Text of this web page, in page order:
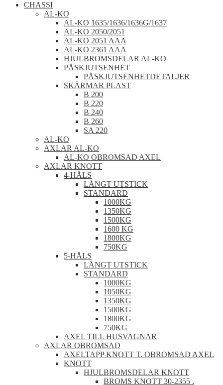
CHASSI
AL-KO
AL-KO 1635/1636/1636G/1637
AL-KO 2050/2051
AL-KO 2051 AAA
AL-KO 2361 AAA
HJULBROMSDELAR AL-KO
PÅSKJUTSENHET
PÅSKJUTSENHETDETALJER
SKÄRMAR PLAST
B 200
B 220
B 240
B 260
SA 220
AL-KO
AXLAR AL-KO
AL-KO OBROMSAD AXEL
AXLAR KNOTT
4-HÅLS
LÅNGT UTSTICK
STANDARD
1000KG
1350KG
1500KG
1600 KG
1800KG
750KG
5-HÅLS
LÅNGT UTSTICK
STANDARD
1000KG
1050KG
1350KG
1500KG
1800KG
750KG
AXEL TILL HUSVAGNAR
AXLAR OBROMSAD
AXELTAPP KNOTT T. OBROMSAD AXEL
KNOTT
HJULBROMSDELAR KNOTT
BROMS KNOTT 30-2355 .